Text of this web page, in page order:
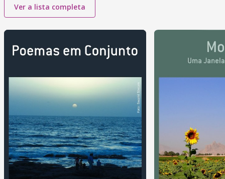
Ver a lista completa